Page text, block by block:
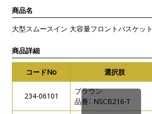
商品名
大型スムースイン 大容量フロントバスケット
商品詳細
コードNo 選択肢
234-06101
ブラウン
品番： NSCB216-T